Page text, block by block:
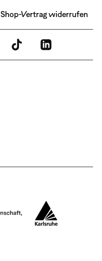
Shop-Vertrag widerrufen